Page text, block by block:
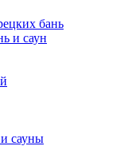
бань
и саун
сауны